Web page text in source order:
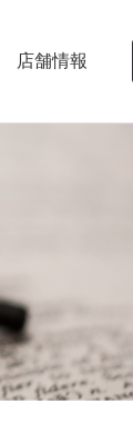
店舗情報